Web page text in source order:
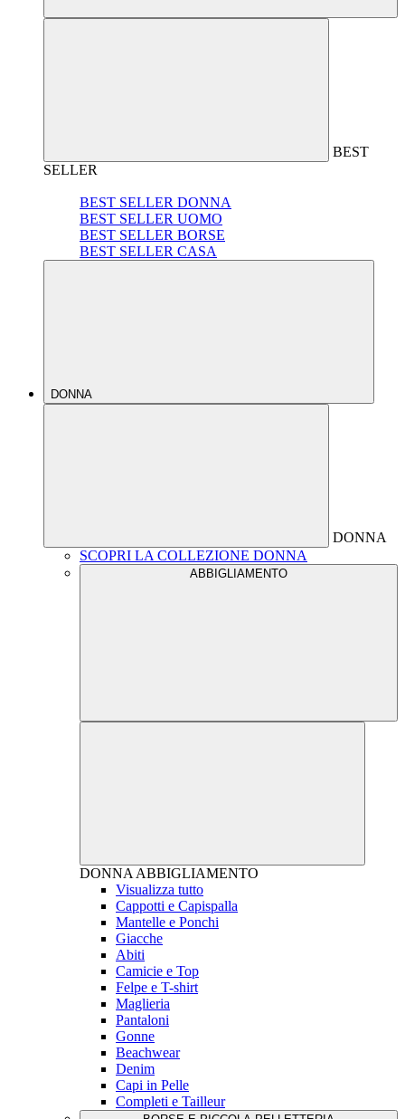
BEST
SELLER
BEST SELLER DONNA
BEST SELLER UOMO
BEST SELLER BORSE
BEST SELLER CASA
DONNA
DONNA
SCOPRI LA COLLEZIONE DONNA
ABBIGLIAMENTO
DONNA ABBIGLIAMENTO
Visualizza tutto
Cappotti e Capispalla
Mantelle e Ponchi
Giacche
Abiti
Camicie e Top
Felpe e T-shirt
Maglieria
Pantaloni
Gonne
Beachwear
Denim
Capi in Pelle
Completi e Tailleur